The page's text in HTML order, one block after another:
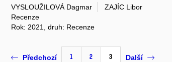
VYSLOUŽILOVÁ Dagmar
ZAJÍC Libor
Recenze
Rok: 2021, druh: Recenze
Předchozí 1 2 3 Další